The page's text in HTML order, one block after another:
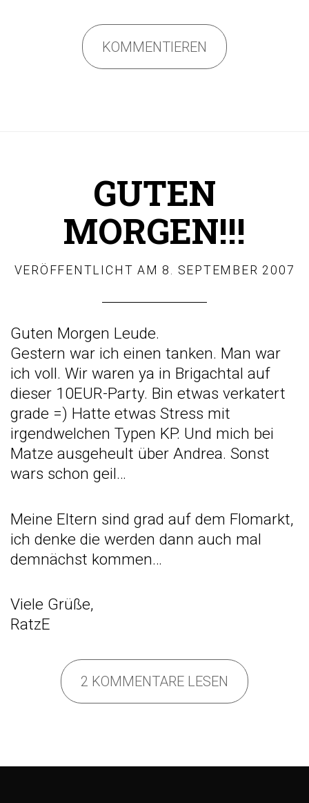
KOMMENTIEREN
GUTEN
MORGEN!!!
VERÖFFENTLICHT AM 8. SEPTEMBER 2007
Guten Morgen Leude.
Gestern war ich einen tanken. Man war
ich voll. Wir waren ya in Brigachtal auf
dieser 10EUR-Party. Bin etwas verkatert
grade =) Hatte etwas Stress mit
irgendwelchen Typen KP. Und mich bei
Matze ausgeheult über Andrea. Sonst
wars schon geil…
Meine Eltern sind grad auf dem Flomarkt,
ich denke die werden dann auch mal
demnächst kommen…
Viele Grüße,
RatzE
2 KOMMENTARE LESEN